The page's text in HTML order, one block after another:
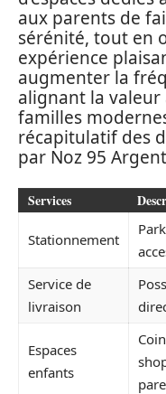
aux parents de
sérénité, tout en
expérience
augmenter la
alignant la valeur
familles
récapitulatif des
par Noz 95
Services
Stationnement
Service de
livraison
Espaces
enfants